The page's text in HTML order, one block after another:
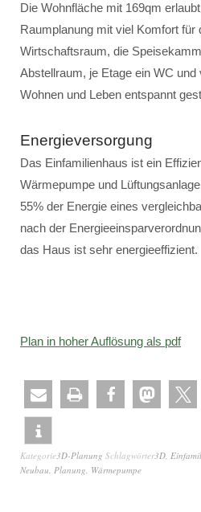
Die Wohnfläche mit 169qm
Raumplanung mit viel Komfort für
Wirtschaftsraum, die
Abstellraum, je Etage ein WC
Wohnen und Leben entspannt
Energieversorgung
Das Einfamilienhaus ist ein
Wärmepumpe und
55% der Energie eines
nach der
das Haus ist sehr energieeffizient.
Plan in hoher Auflösung als pdf
Kategorie3D-Planung Schlagwörter3D,
Neubau, Planung, Wärmepumpe